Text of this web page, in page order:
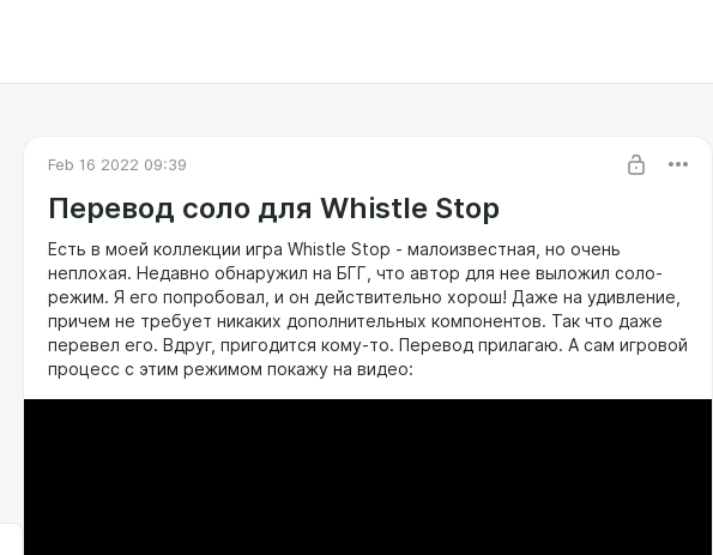
Feb 16 2022 09:39
Перевод соло для Whistle Stop
Есть в моей коллекции игра Whistle Stop - малоизвестная, но очень
неплохая. Недавно обнаружил на БГГ, что автор для нее выложил соло-
режим. Я его попробовал, и он действительно хорош! Даже на удивление,
причем не требует никаких дополнительных компонентов. Так что даже
перевел его. Вдруг, пригодится кому-то. Перевод прилагаю. А сам игровой
процесс с этим режимом покажу на видео: